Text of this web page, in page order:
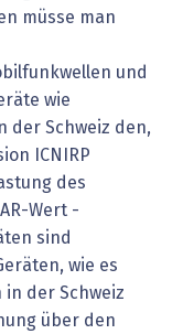
müsse man
und
wie
der Schweiz den,
ICNIRP
des
Wert -
sind
wie es
der Schweiz
über den